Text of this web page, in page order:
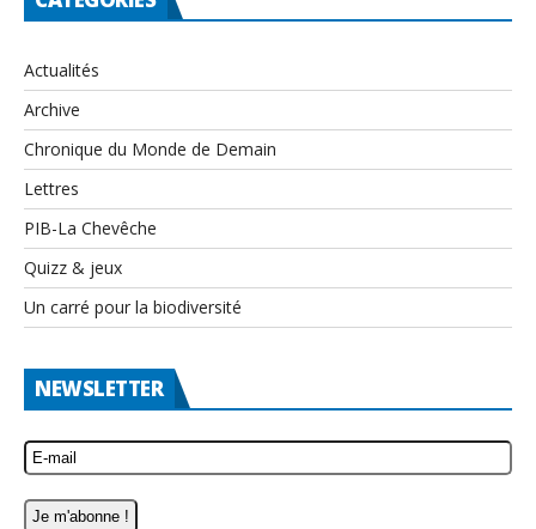
Actualités
Archive
Chronique du Monde de Demain
Lettres
PIB-La Chevêche
Quizz & jeux
Un carré pour la biodiversité
NEWSLETTER